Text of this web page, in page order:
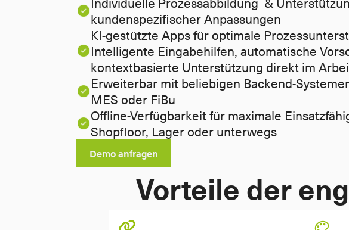
kundenspezifischer Anpassungen
KI-gestützte Apps für optimale
Intelligente Eingabehilfen, automatische
kontextbasierte Unterstützung direkt im
Erweiterbar mit beliebigen Backend-
MES oder FiBu
Offline-Verfügbarkeit für maximale
Shopfloor, Lager oder unterwegs
Demo anfragen
Vorteile der